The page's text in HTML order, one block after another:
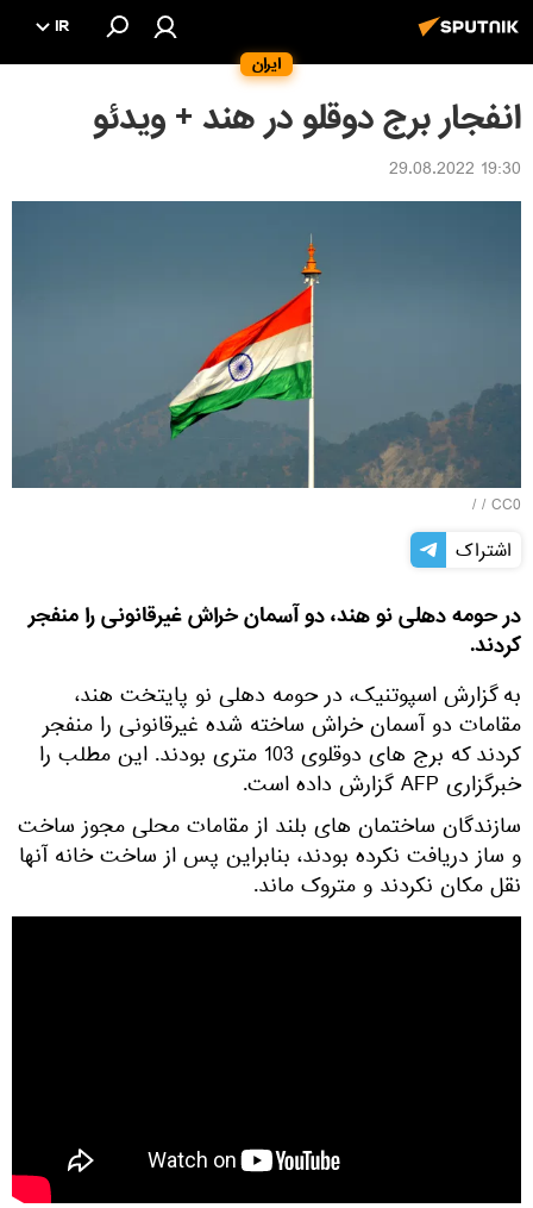
ایران
IR
انفجار برج دوقلو در هند + ویدئو
19:30 29.08.2022
CC0
/ /
اشتراک
در حومه دهلی نو هند، دو آسمان خراش غیرقانونی را منفجر
کردند.
به گزارش اسپوتنیک، در حومه دهلی نو پایتخت هند،
مقامات دو آسمان خراش ساخته شده غیرقانونی را منفجر
کردند که برج های دوقلوی 103 متری بودند. این مطلب را
خبرگزاری AFP گزارش داده است.
سازندگان ساختمان های بلند از مقامات محلی مجوز ساخت
و ساز دریافت نکرده بودند، بنابراین پس از ساخت خانه آنها
نقل مکان نکردند و متروک ماند.